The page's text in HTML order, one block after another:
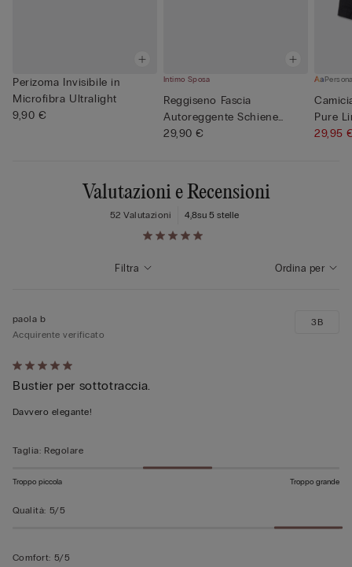
Perizoma Invisibile in
Microfibra Ultralight
9,90 €
Intimo Sposa
Reggiseno Fascia
Autoreggente Schiene
Trasparenti
29,90 €
Pure
29,95
Valutazioni e Recensioni
4,8su 5 stelle
52 Valutazioni
Ordina per
Filtra
Valutato
5
su
paola b
Acquirente verificato
Bustier per sottotraccia.
Davvero elegante!
3B
Taglia: Regolare
Troppo piccola Troppo grande
Qualità: 5/5
Comfort: 5/5